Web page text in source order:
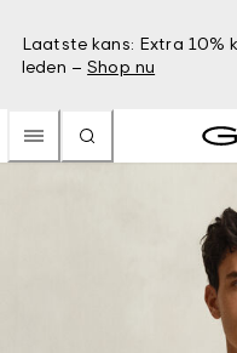
Laatste kans: Extra 10%
leden – Shop nu